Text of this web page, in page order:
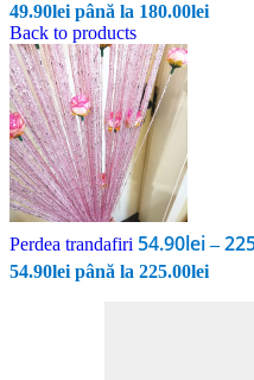
49.90lei până la 180.00lei
Back to products
Perdea trandafiri 54.90lei –
54.90lei până la 225.00lei